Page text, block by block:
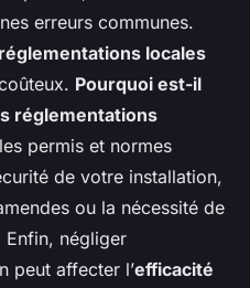
erreurs communes.
réglementations locales
Pourquoi est-il
réglementations
permis et normes
de votre installation,
ou la nécessité de
Enfin, négliger
peut affecter l’efficacité